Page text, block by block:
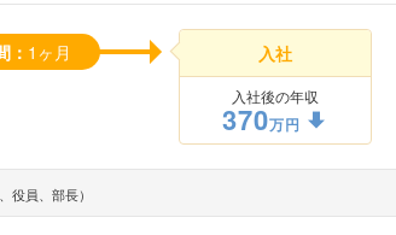
： 1ヶ月 入社
入社後の年収
370万円
役員、部長）